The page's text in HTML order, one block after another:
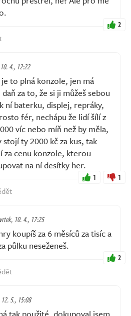
2
4., 12:22
to plná konzole, jen má
za to, že si ji můžeš sebou
ní baterku, displej, repráky,
fér, nechápu že lidí šílí z
víc nebo míň než by měla,
stojí ty 2000 kč za kus, tak
za cenu konzole, kterou
na ní desítky her.
1 1
10. 4., 17:25
koupíš za 6 měsíců za tisíc a
půlku neseženeš.
2
5., 15:08